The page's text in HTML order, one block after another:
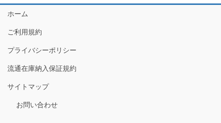
ホーム
ご利用規約
プライバシーポリシー
流通在庫納入保証規約
サイトマップ
お問い合わせ